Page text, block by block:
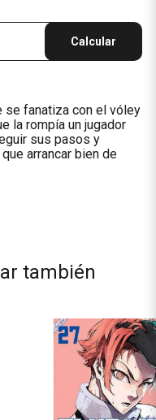
Calcular
se fanatiza con el vóley
la rompía un jugador
sus pasos y
arrancar bien de
también